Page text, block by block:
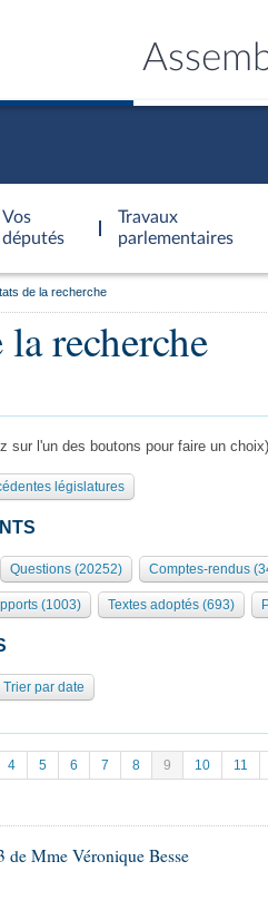
Vos
députés
Travaux
parlementaires
organes
Présidents Bureau Collège des
clés
l'Assemblée ... )
Bourbon
de la recherche
recherche
sur l'un des boutons pour faire un choix)
législatures
Questions (20252) Comptes-rendus
(1003) Textes adoptés (693)
Trier par date
4 5 6 7 8 9 10
11
de Mme Véronique Besse